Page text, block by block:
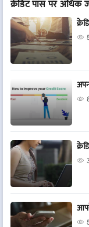
क्रेडिट पास पर अधिक